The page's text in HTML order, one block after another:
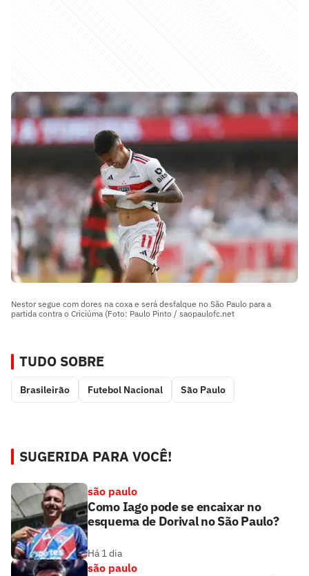
Nestor segue com dores na coxa e será desfalque no São Paulo para a
partida contra o Criciúma (Foto: Paulo Pinto / saopaulofc.net
TUDO SOBRE
Brasileirão Futebol Nacional São Paulo
SUGERIDA PARA VOCÊ!
são paulo
Como Iago pode se encaixar no
esquema de Dorival no São Paulo?
Há 1 dia
são paulo